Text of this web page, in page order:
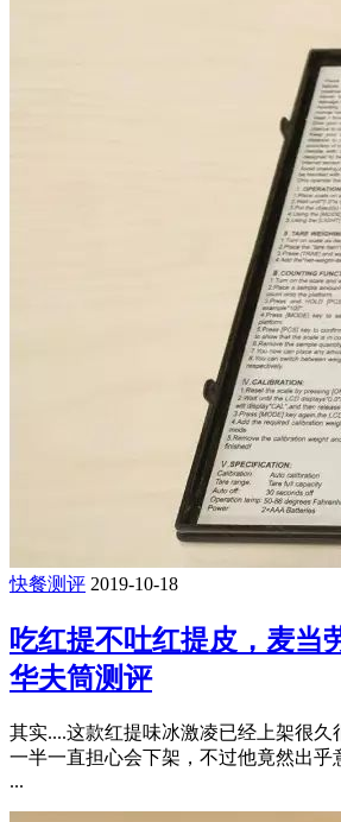
快餐测评 2019-10-18
吃红提不吐红提皮，麦当
华夫筒测评
其实....这款红提味冰激凌已经上架很久
一半一直担心会下架，不过他竟然出乎
...